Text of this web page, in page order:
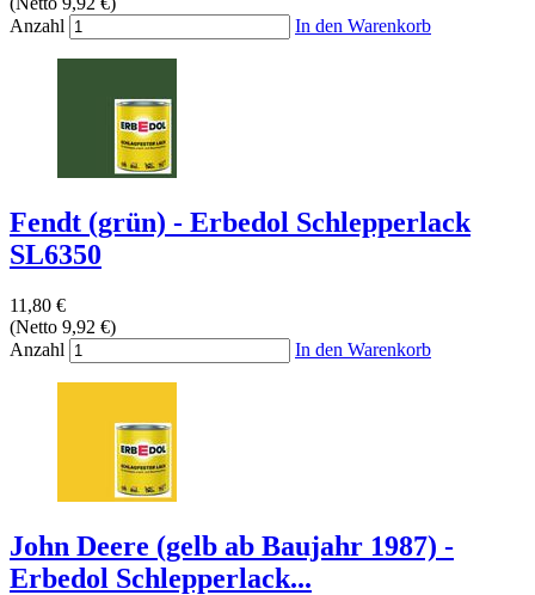
Anzahl
In den Warenkorb
Fendt (grün) - Erbedol Schlepperlack
SL6350
11,80 €
(Netto 9,92 €)
Anzahl
In den Warenkorb
John Deere (gelb ab Baujahr 1987) -
Erbedol Schlepperlack...